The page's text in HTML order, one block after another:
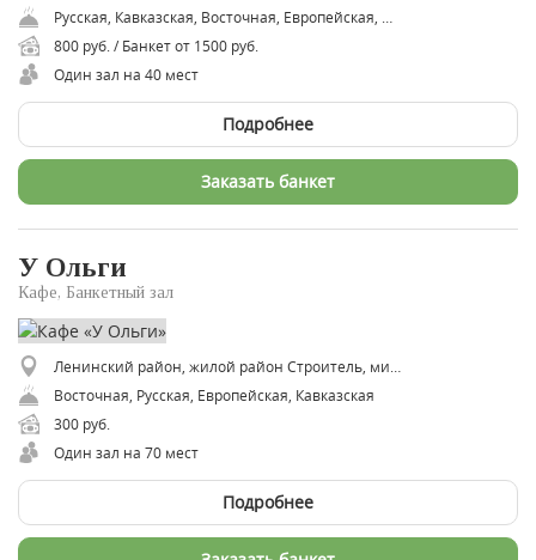
Русская, Кавказская, Восточная, Европейская, Советская
800 руб. / Банкет от 1500 руб.
Один зал на 40 мест
Подробнее
Заказать банкет
У Ольги
Кафе, Банкетный зал
Восточная, Русская, Европейская, Кавказская
300 руб.
Один зал на 70 мест
Подробнее